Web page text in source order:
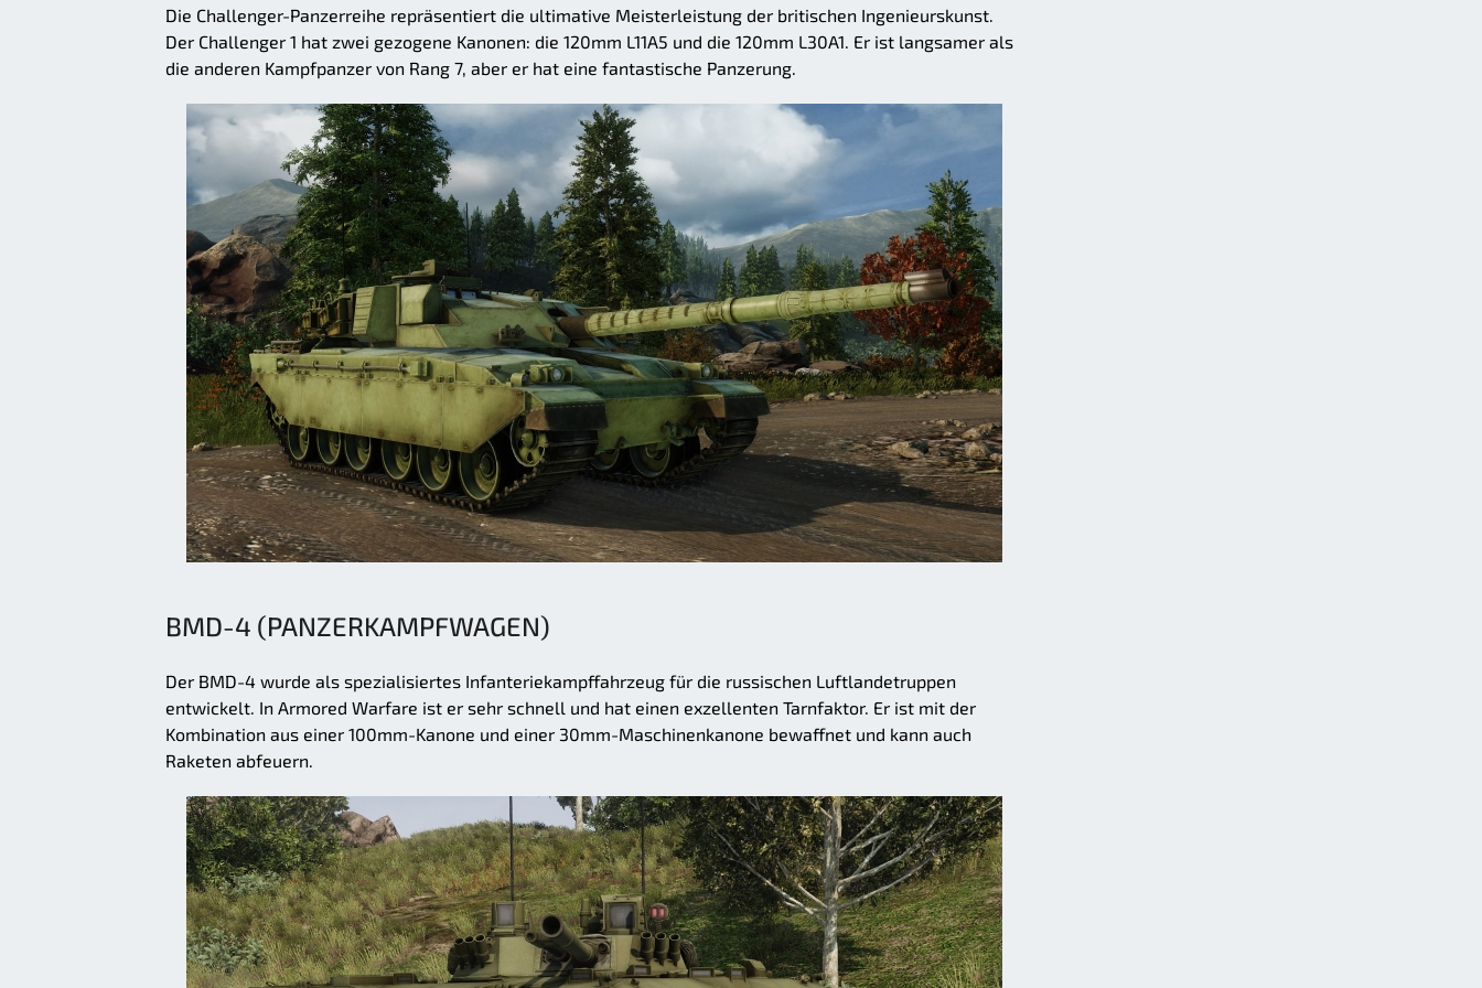
Die Challenger-Panzerreihe repräsentiert die ultimative Meisterleistung der britischen Ingenieurskunst.
Der Challenger 1 hat zwei gezogene Kanonen: die 120mm L11A5 und die 120mm L30A1. Er ist langsamer als
die anderen Kampfpanzer von Rang 7, aber er hat eine fantastische Panzerung.
BMD-4 (PANZERKAMPFWAGEN)
Der BMD-4 wurde als spezialisiertes Infanteriekampffahrzeug für die russischen Luftlandetruppen
entwickelt. In Armored Warfare ist er sehr schnell und hat einen exzellenten Tarnfaktor. Er ist mit der
Kombination aus einer 100mm-Kanone und einer 30mm-Maschinenkanone bewaffnet und kann auch
Raketen abfeuern.